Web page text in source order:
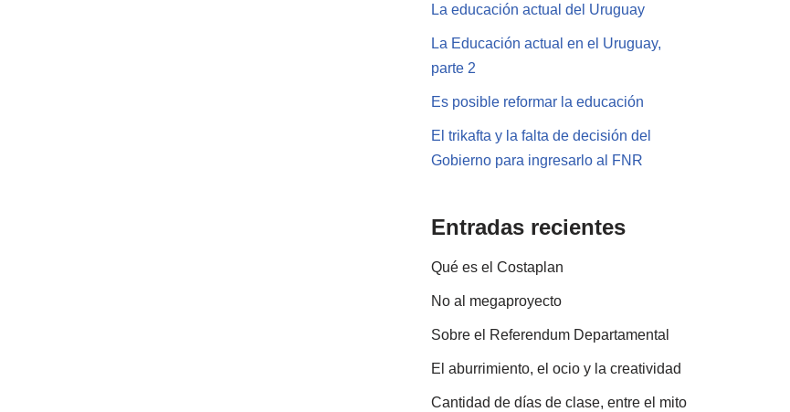
La educación actual del Uruguay
La Educación actual en el Uruguay,
parte 2
Es posible reformar la educación
El trikafta y la falta de decisión del
Gobierno para ingresarlo al FNR
Entradas recientes
Qué es el Costaplan
No al megaproyecto
Sobre el Referendum Departamental
El aburrimiento, el ocio y la creatividad
Cantidad de días de clase, entre el mito